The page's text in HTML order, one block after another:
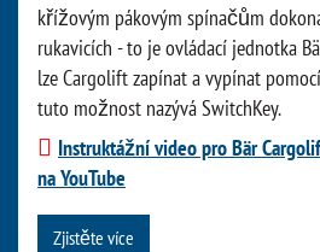
křížovým pákovým spínačům
rukavicích - to je ovládací jednotka
lze Cargolift zapínat a vypínat
tuto možnost nazývá SwitchKey.
Instruktážní video pro Bär
na YouTube
Zjistěte více